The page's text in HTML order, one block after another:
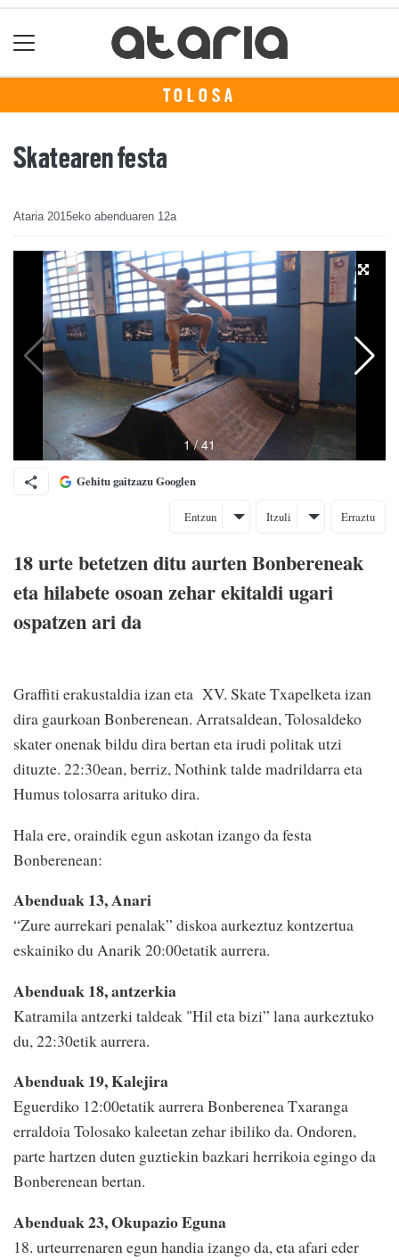
TOLOSA
Skatearen festa
Ataria 2015eko abenduaren 12a
Gehitu gaitzazu Googlen
Entzun Itzuli Erraztu
18 urte betetzen ditu aurten Bonbereneak
eta hilabete osoan zehar ekitaldi ugari
ospatzen ari da
Graffiti erakustaldia izan eta XV. Skate Txapelketa izan
dira gaurkoan Bonberenean. Arratsaldean, Tolosaldeko
skater onenak bildu dira bertan eta irudi politak utzi
dituzte. 22:30ean, berriz, Nothink talde madrildarra eta
Humus tolosarra arituko dira.
Hala ere, oraindik egun askotan izango da festa
Bonberenean:
Abenduak 13, Anari
“Zure aurrekari penalak” diskoa aurkeztuz kontzertua
eskainiko du Anarik 20:00etatik aurrera.
Abenduak 18, antzerkia
Katramila antzerki taldeak "Hil eta bizi” lana aurkeztuko
du, 22:30etik aurrera.
Abenduak 19, Kalejira
Eguerdiko 12:00etatik aurrera Bonberenea Txaranga
erraldoia Tolosako kaleetan zehar ibiliko da. Ondoren,
parte hartzen duten guztiekin bazkari herrikoia egingo da
Bonberenean bertan.
Abenduak 23, Okupazio Eguna
18. urteurrenaren egun handia izango da, eta afari eder